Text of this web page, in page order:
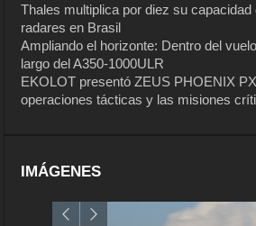
Thales multiplica por diez su
radares en Brasil
Ampliando el horizonte: Dentro del
largo del A350-1000ULR
EKOLOT presentó ZEUS PHOENIX
operaciones tácticas y las misiones
IMÁGENES